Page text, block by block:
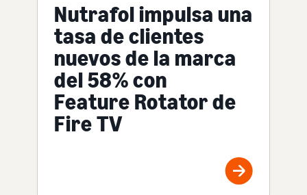
Nutrafol impulsa una
tasa de clientes
nuevos de la marca
del 58% con
Feature Rotator de
Fire TV